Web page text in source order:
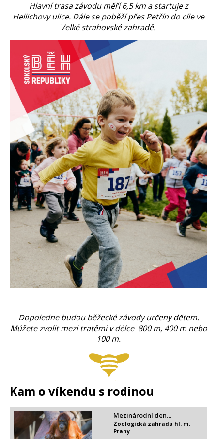
Hlavní trasa závodu měří 6,5 km a startuje z
Hellichovy ulice. Dále se poběží přes Petřín do cíle ve
Velké strahovské zahradě.
Dopoledne budou běžecké závody určeny dětem.
Můžete zvolit mezi tratěmi v délce 800 m, 400 m nebo
100 m.
Kam o víkendu s rodinou
Mezinárodní den…
Zoologická zahrada hl. m.
Prahy